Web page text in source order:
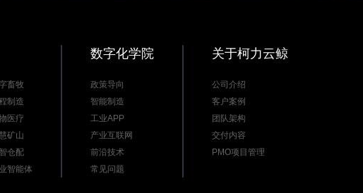
畜牧
制造
医疗
矿山
仓配
智能体
数字化学院
政策导向
智能制造
工业APP
产业互联网
前沿技术
常见问题
关于柯力云鲸
公司介绍
客户案例
团队架构
交付内容
PMO项目管理